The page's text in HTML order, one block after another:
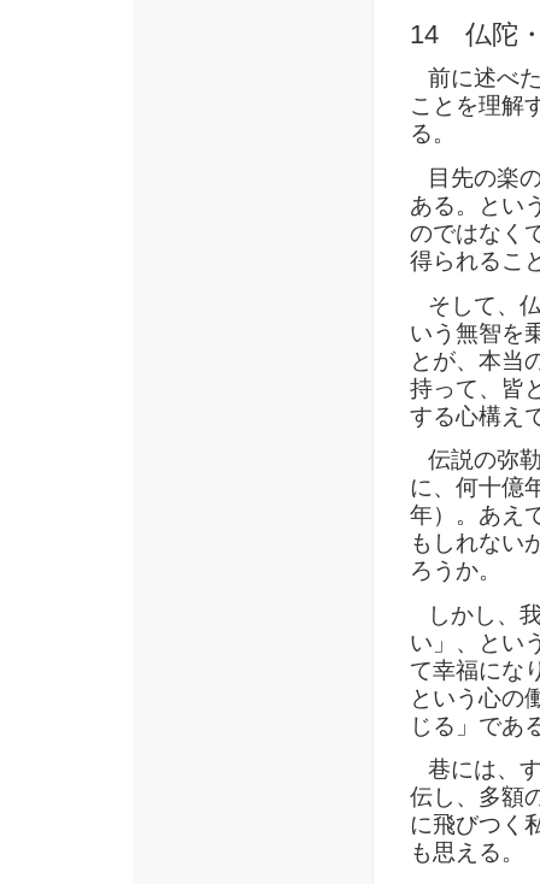
14 仏陀
前に述べ
ことを理解
る。
目先の楽
ある。とい
のではなく
得られるこ
そして、
いう無智を
とが、本当
持って、皆
する心構え
伝説の弥
に、何十億
年）。あえ
もしれない
ろうか。
しかし、
い」、とい
て幸福にな
という心の
じる」であ
巷には、
伝し、多額
に飛びつく
も思える。